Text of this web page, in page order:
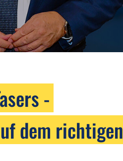
-
dem richtigen